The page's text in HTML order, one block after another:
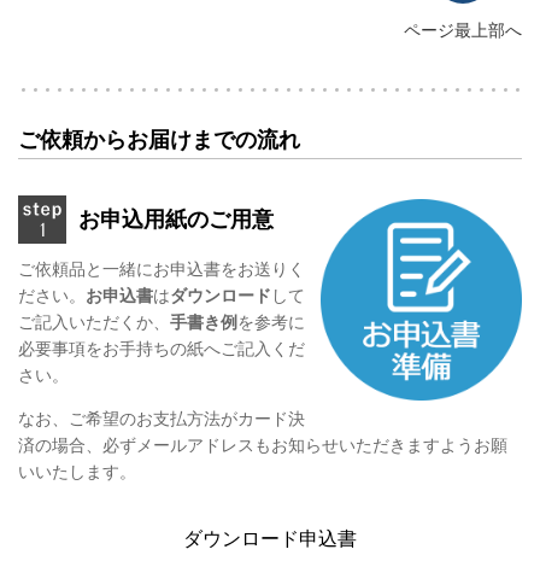
ページ最上部へ
ご依頼からお届けまでの流れ
お申込用紙のご用意
ご依頼品と一緒にお申込書をお送りく
ださい。 お申込書はダウンロード して
ご記入いただくか、 手書き例を参考に
必要事項をお手持ちの紙へご記入くだ
さい。
なお、ご希望のお支払方法がカード決
済の場合、必ずメールアドレスもお知らせいただきますようお願
いいたします。
ダウンロード申込書